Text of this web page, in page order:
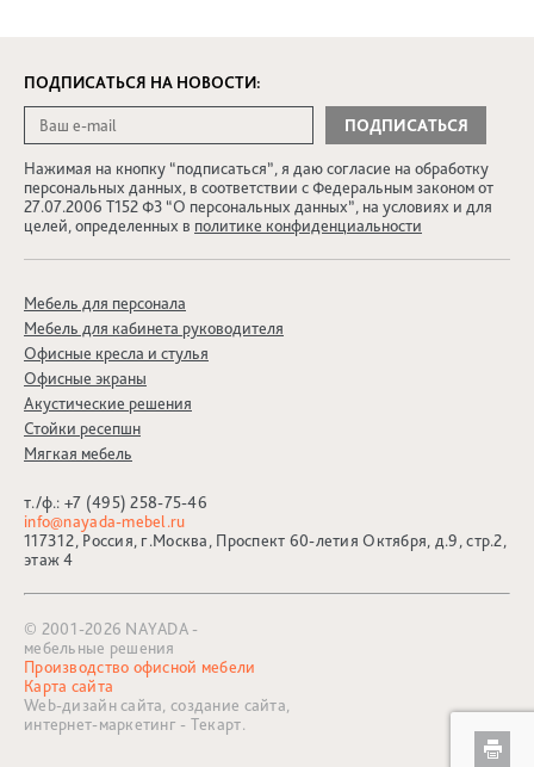
ПОДПИСАТЬСЯ НА НОВОСТИ:
Нажимая на кнопку “подписаться”, я даю согласие на обработку
персональных данных, в соответствии с Федеральным законом от
27.07.2006 Т152 ФЗ “О персональных данных”, на условиях и для
целей, определенных в политике конфиденциальности
Мебель для персонала
Мебель для кабинета руководителя
Офисные кресла и стулья
Офисные экраны
Акустические решения
Стойки ресепшн
Мягкая мебель
т./ф.: +7 (495) 258-75-46
info@nayada-mebel.ru
117312, Россия, г.Москва, Проспект 60-летия Октября, д.9, стр.2,
этаж 4
© 2001-2026 NAYADA -
мебельные решения
Производство офисной мебели
Карта сайта
Web-дизайн сайта,создание сайта,
интернет-маркетинг - Текарт.